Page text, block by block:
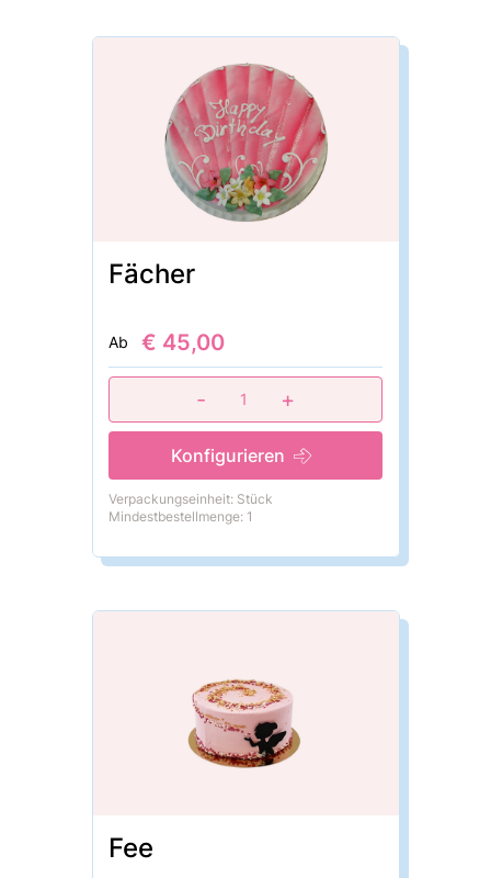
Fächer
Ab € 45,00
- 1 +
Konfigurieren
Verpackungseinheit: Stück
Mindestbestellmenge: 1
Fee